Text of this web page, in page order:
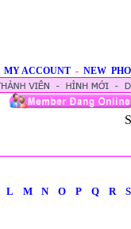
MY ACCOUNT - NEW
L M N O P Q R S